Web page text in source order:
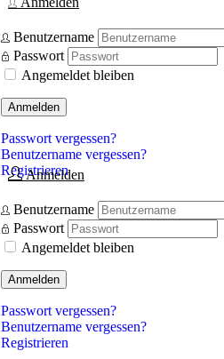
Benutzername
Passwort
Angemeldet bleiben
Anmelden
Passwort vergessen?
Benutzername vergessen?
Registrieren
Anmelden
Benutzername
Passwort
Angemeldet bleiben
Anmelden
Passwort vergessen?
Benutzername vergessen?
Registrieren